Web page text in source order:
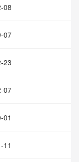
08
07
23
07
01
11